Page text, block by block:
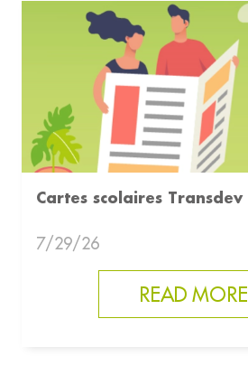
Cartes scolaires Transdev
7/29/26
READ MORE